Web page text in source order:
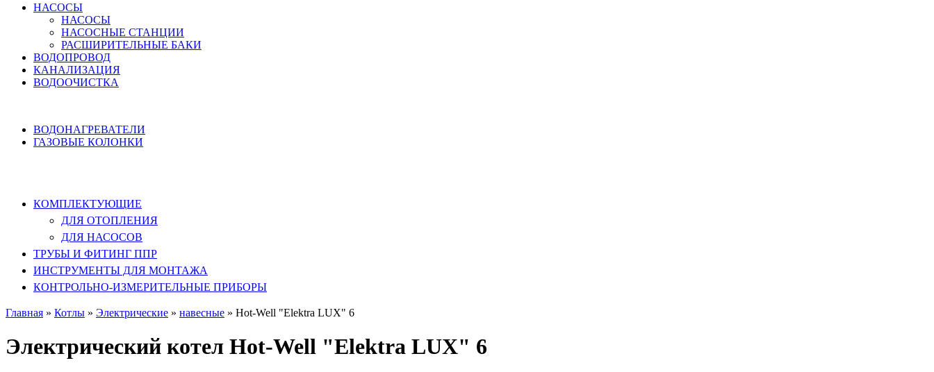
НАСОСЫ
НАСОСЫ
НАСОСНЫЕ СТАНЦИИ
РАСШИРИТЕЛЬНЫЕ БАКИ
ВОДОПРОВОД
КАНАЛИЗАЦИЯ
ВОДООЧИСТКА
ВОДОНАГРЕВАТЕЛИ
ГАЗОВЫЕ КОЛОНКИ
КОМПЛЕКТУЮЩИЕ
ДЛЯ ОТОПЛЕНИЯ
ДЛЯ НАСОСОВ
ТРУБЫ И ФИТИНГ ППР
ИНСТРУМЕНТЫ ДЛЯ МОНТАЖА
КОНТРОЛЬНО-ИЗМЕРИТЕЛЬНЫЕ ПРИБОРЫ
Главная » Котлы » Электрические » навесные » Hot-Well "Elektra LUX" 6
Электрический котел Hot-Well "Elektra LUX" 6